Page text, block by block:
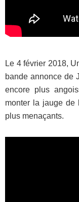
Le 4 février 2018,
bande annonce de
encore plus
monter la jauge de
plus menaçants.